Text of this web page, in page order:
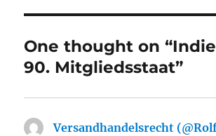
One thought on
90. Mitgliedsstaat”
Versandhandelsrecht